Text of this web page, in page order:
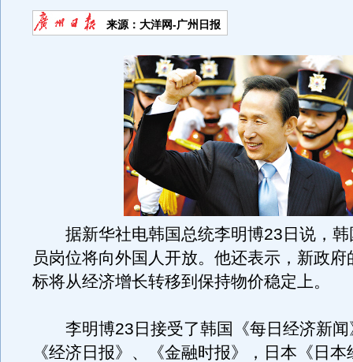
来源：大洋网-广州日报
据新华社电韩国总统李明博23日说，韩
员岗位将向外国人开放。他还表示，新政府
标将从经济增长转移到保持物价稳定上。
李明博23日接受了韩国《每日经济新闻
《经济日报》、《金融时报》，日本《日